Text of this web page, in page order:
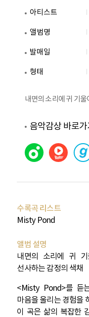
아티스트
앨범명
발매일
형태
내면의 소리에 귀 기울
음악감상 바로가
수록곡 리스트
Misty Pond
앨범 설명
내면의 소리에 귀
선사하는 감정의 색채
<Misty Pond>를 듣
마음을 울리는 경험을
이 곡은 삶의 복잡한